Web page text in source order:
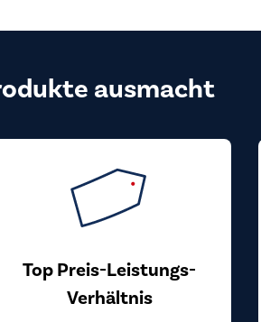
ausmacht
Top Preis-Leistungs-
Verhältnis